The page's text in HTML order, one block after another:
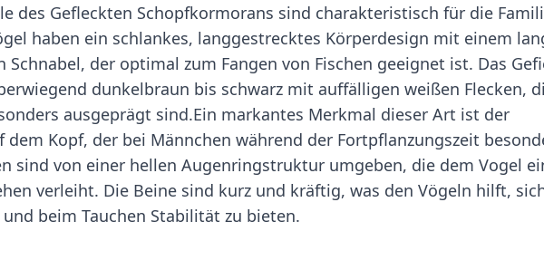
des Gefleckten Schopfkormorans sind charakteristisch für die
haben ein schlankes, langgestrecktes Körperdesign mit einem
der optimal zum Fangen von Fischen geeignet ist. Das
dunkelbraun bis schwarz mit auffälligen weißen Flecken,
ausgeprägt sind.Ein markantes Merkmal dieser Art ist der
dem Kopf, der bei Männchen während der Fortpflanzungszeit
sind von einer hellen Augenringstruktur umgeben, die dem Vogel
verleiht. Die Beine sind kurz und kräftig, was den Vögeln hilft,
beim Tauchen Stabilität zu bieten.